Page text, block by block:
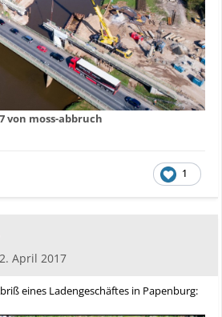
von moss-abbruch
1
April 2017
eines Ladengeschäftes in Papenburg: